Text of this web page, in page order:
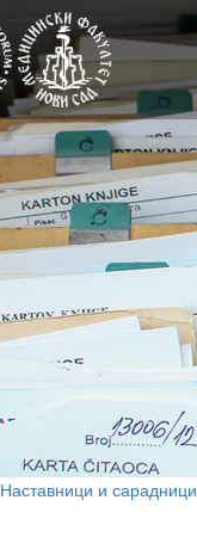
Наставници и сарадници